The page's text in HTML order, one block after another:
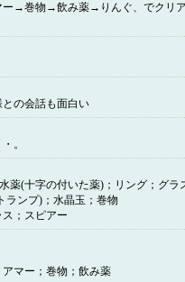
→巻物→飲み薬→りんぐ、でクリア
の会話も面白い
。
薬(十字の付いた薬)；リング；グラ
ランプ)；水晶玉；巻物
；スピアー
マー；巻物；飲み薬